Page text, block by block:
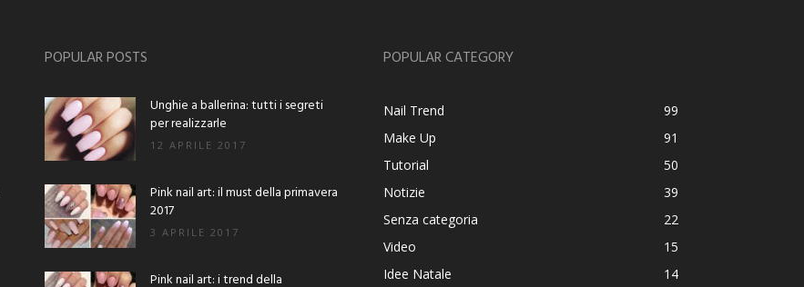
POPULAR POSTS
Unghie a ballerina: tutti i segreti
per realizzarle
12 APRILE 2017
Pink nail art: il must della primavera
2017
3 APRILE 2017
Pink nail art: i trend della
POPULAR CATEGORY
Nail Trend
99
Make Up
91
Tutorial
50
Notizie
39
Senza categoria
22
Video
15
Idee Natale
14